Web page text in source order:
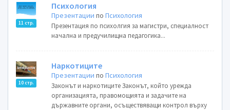
11 стр.
Психология
Презентации поПсихология
Презентация по психолгия за магистри, специалност
начална и предучилищна педагогика...
10 стр.
Наркотиците
Презентации поПсихология
Законът и наркотиците Законът, който урежда
организацията, правомощията и задачите на
държавните органи, осъществяващи контрол върху